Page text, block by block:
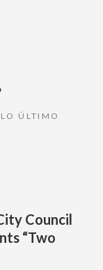
LO ÚLTIMO
Council
“Two